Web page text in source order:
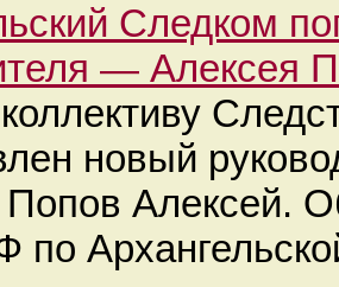
Следком
— Алексея
новый
Алексей.